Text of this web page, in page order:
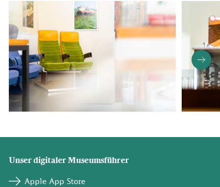
Unser digitaler Museumsführer
Apple App Store